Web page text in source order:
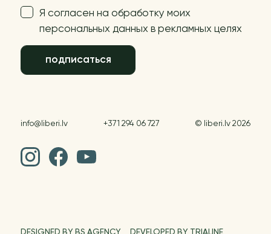
Я согласен на обработку моих
персональных данных в рекламных целях
подписаться
info@liberi.lv +371 294 06 727 © liberi.lv 2026
DESIGNED BY BS AGENCY DEVELOPED BY TRIALINE